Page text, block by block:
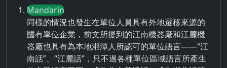
Mandarin
同樣的情況也發生在單位人員具有外地遷移來源的
國有單位企業，前文所提到的江南機器廠和江麓機
器廠也具有為本地湘潭人所認可的單位語言——“江
南話”、“江麓話”，只不過各種單位區域語言所產生